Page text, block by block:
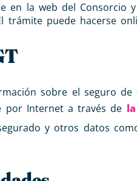
en la web del Consorcio
trámite puede hacerse
sobre el seguro
por Internet a través de
y otros datos